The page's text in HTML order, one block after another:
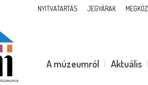
NYITVATARTÁS JEGYÁRAK
A múzeumról Aktuális